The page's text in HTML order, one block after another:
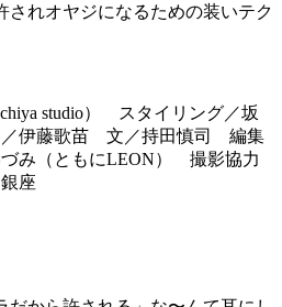
されオヤジになるための装いテク
studio） スタイリング／坂
伊藤歌苗 文／持田慎司 編集
づみ（ともにLEON） 撮影協力
座